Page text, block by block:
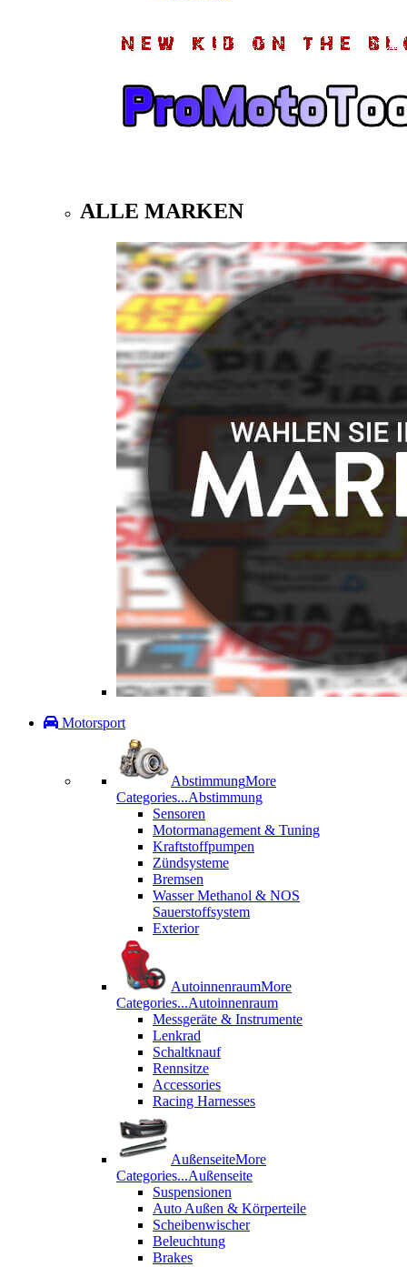
ALLE MARKEN
Motorsport
AbstimmungMore
Categories...Abstimmung
Sensoren
Motormanagement & Tuning
Kraftstoffpumpen
Zündsysteme
Bremsen
Wasser Methanol & NOS
Sauerstoffsystem
Exterior
AutoinnenraumMore
Categories...Autoinnenraum
Messgeräte & Instrumente
Lenkrad
Schaltknauf
Rennsitze
Accessories
Racing Harnesses
AußenseiteMore
Categories...Außenseite
Suspensionen
Auto Außen & Körperteile
Scheibenwischer
Beleuchtung
Brakes